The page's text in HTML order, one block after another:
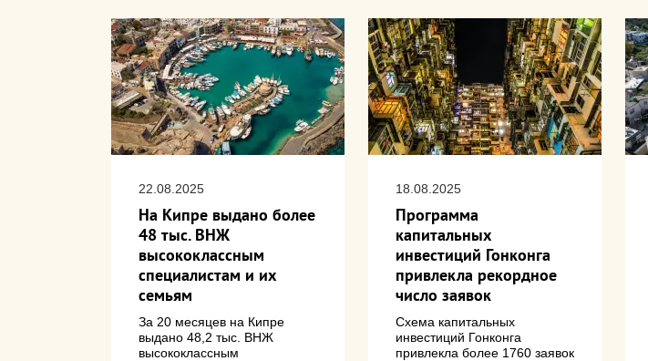
22.08.2025
На Кипре выдано более
48 тыс. ВНЖ
высококлассным
специалистам и их
семьям
За 20 месяцев на Кипре
выдано 48,2 тыс. ВНЖ
высококлассным
18.08.2025
Программа
капитальных
инвестиций Гонконга
привлекла рекордное
число заявок
Схема капитальных
инвестиций Гонконга
привлекла более 1760 заявок